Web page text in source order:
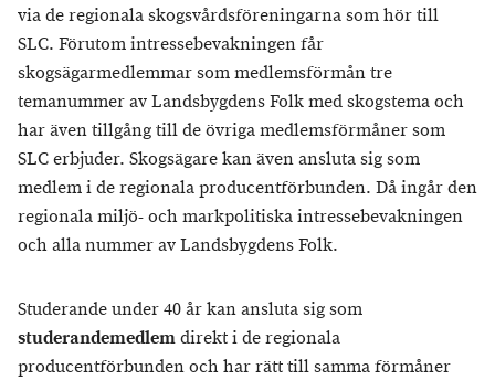
via de regionala skogsvårdsföreningarna som hör till
SLC. Förutom intressebevakningen får
skogsägarmedlemmar som medlemsförmån tre
temanummer av Landsbygdens Folk med skogstema och
har även tillgång till de övriga medlemsförmåner som
SLC erbjuder. Skogsägare kan även ansluta sig som
medlem i de regionala producentförbunden. Då ingår den
regionala miljö- och markpolitiska intressebevakningen
och alla nummer av Landsbygdens Folk.
Studerande under 40 år kan ansluta sig som
studerandemedlemdirekt i de regionala
producentförbunden och har rätt till samma förmåner